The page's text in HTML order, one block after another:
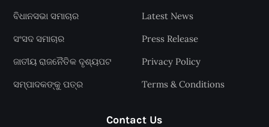
ବିଧାନସଭା ସମାଚାର
ସଂସଦ ସମାଚାର
ଜାତୀୟ ରାଜନୈତିକ ଦୃଶ୍ୟପଟ
ସମ୍ପାଦକଙ୍କୁ ପତ୍ର
Latest News
Press Release
Privacy Policy
Terms & Conditions
Contact Us